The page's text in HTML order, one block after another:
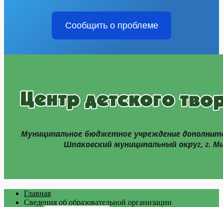
Сообщить о проблеме
Главная
Сведения об образовательной организации